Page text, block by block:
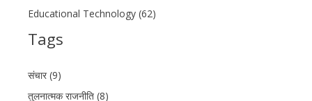
Educational Technology (62)
Tags
संचार (9)
तुलनात्मक राजनीति (8)